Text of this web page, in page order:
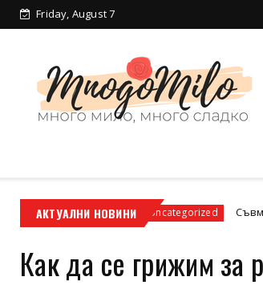
Friday, August 7
АКТУАЛНИ НОВИНИ
условия Uncategorized
Как да се грижим за